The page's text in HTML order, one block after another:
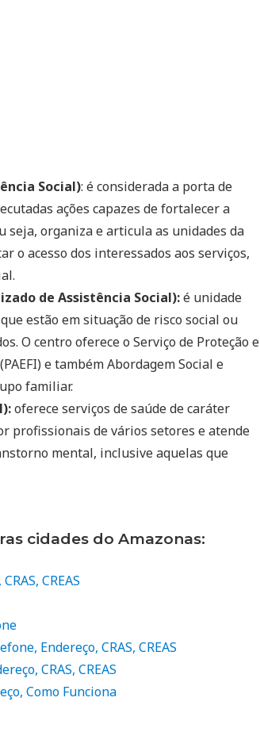
Social): é considerada a porta de
ações capazes de fortalecer a
seja, organiza e articula as unidades da
o acesso dos interessados aos serviços,
de Assistência Social):é unidade
estão em situação de risco social ou
O centro oferece o Serviço de Proteção e
e também Abordagem Social e
familiar.
oferece serviços de saúde de caráter
profissionais de vários setores e atende
mental, inclusive aquelas que
cidades do Amazonas:
CREAS
Endereço, CRAS, CREAS
CRAS, CREAS
Como Funciona